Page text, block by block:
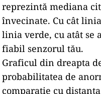
reprezintă mediana
învecinate. Cu cât
linia verde, cu atât se
fiabil senzorul tău.
Graficul din dreapta
probabilitatea de
comparație cu